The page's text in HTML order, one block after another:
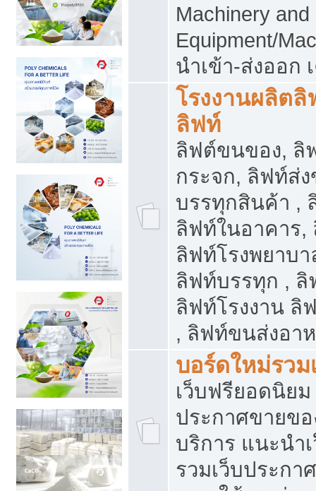
Machinery
Equipment/
นำเข้า-ส่งออก
โรงงานผลิต
ลิฟท์
ลิฟต์ขนของ, ลิ
กระจก, ลิฟท์ส่
บรรทุกสินค้า ,
ลิฟท์ในอาคาร,
ลิฟท์โรงพยาบ
ลิฟท์บรรทุก ,
ลิฟท์โรงงาน ลิ
, ลิฟท์ขนส่งอา
บอร์ดใหม่รว
เว็บฟรียอดนิย
ประกาศขายข
บริการ แนะนำ
รวมเว็บประกา